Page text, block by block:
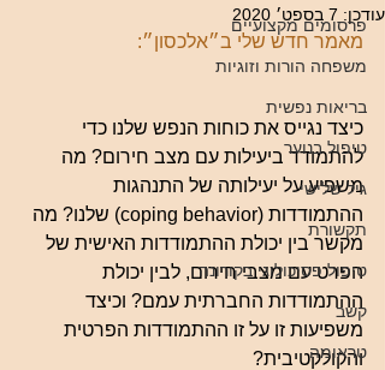
פרסומים מקצועיים
משפחה הורות וזוגיות
בריאות נפשית
טיפול בנוער
גיל שלישי
תקשורת
טיפול פסיכולוגי בקורונה
קשב
טראומה
עודכן: 7 בספט׳ 2020
מאמר חדש שלי ב״אלכסון״:
כיצד נגייס את כוחות הנפש שלנו כדי
להתמודד ביעילות עם מצב חירום? מה
משפיע על יעילותה של התנהגות
ההתמודדות (coping behavior) שלנו? מה
מקשר בין יכולת ההתמודדות האישית של
הפרט עם מצבי חירום, לבין יכולת
ההתמודדות החברתית עמם? וכיצד
משפיעות זו על זו ההתמודדות הפרטית
והקולקטיבית?